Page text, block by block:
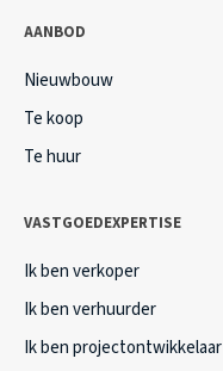
AANBOD
Nieuwbouw
Te koop
Te huur
VASTGOEDEXPERTISE
Ik ben verkoper
Ik ben verhuurder
Ik ben projectontwikkelaar